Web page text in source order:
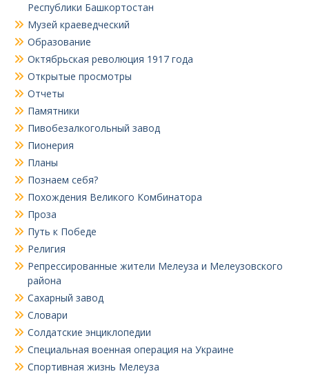
Республики Башкортостан
Музей краеведческий
Образование
Октябрьская революция 1917 года
Открытые просмотры
Отчеты
Памятники
Пивобезалкогольный завод
Пионерия
Планы
Познаем себя?
Похождения Великого Комбинатора
Проза
Путь к Победе
Религия
Репрессированные жители Мелеуза и Мелеузовского
района
Сахарный завод
Словари
Солдатские энциклопедии
Специальная военная операция на Украине
Спортивная жизнь Мелеуза